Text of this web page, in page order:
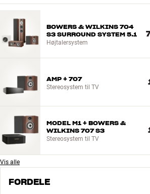
BOWERS & WILKINS 704
S3 SURROUND SYSTEM 5.1
Højtalersystem
AMP + 707
Stereosystem til TV
MODEL M1 + BOWERS &
WILKINS 707 S3
Stereosystem til TV
Vis alle
FORDELE